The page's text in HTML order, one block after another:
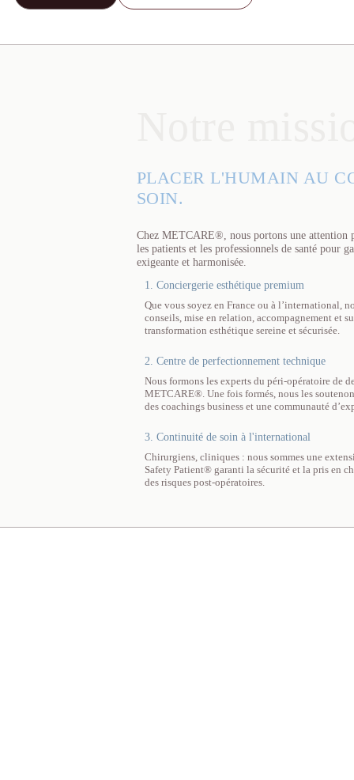
PLACER L'HUMAIN AU
SOIN.
Chez METCARE®, nous portons une attention
les patients et les professionnels de santé pour
exigeante et harmonisée.
1. Conciergerie esthétique premium
Que vous soyez en France ou à l’international,
conseils, mise en relation, accompagnement et
transformation esthétique sereine et sécurisée.
2. Centre de perfectionnement technique
Nous formons les experts du péri-opératoire de
METCARE®. Une fois formés, nous les
des coachings business et une communauté
3. Continuité de soin à l'international
Chirurgiens, cliniques : nous sommes une
Safety Patient® garanti la sécurité et la pris en
des risques post-opératoires.